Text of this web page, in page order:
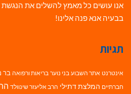
אנו עושים כל מאמץ להשלים את
בבעיה אנא פנה אלינו!
תגיות
אינטרנט אתר השבוע בני נוער בריאות ורפואה בר
חברתיים המלצת דתילי הרב אליעזר שינוולד